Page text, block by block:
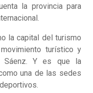
la provincia para
la capital del turismo
turístico y
Sáenz. Y es que la
una de las sedes